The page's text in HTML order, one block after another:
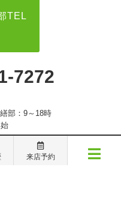
TEL
7272
部：9～18時
来店予約